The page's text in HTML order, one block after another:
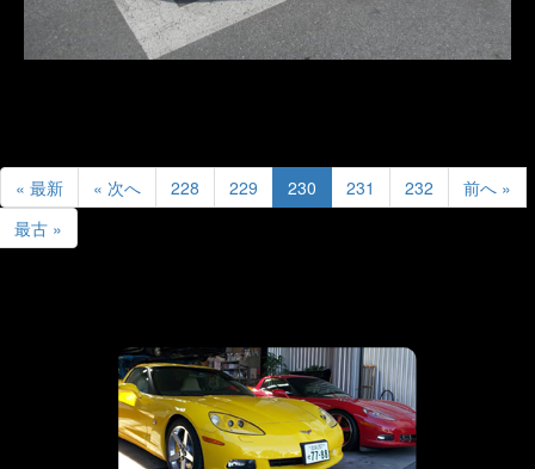
« 最新 « 次へ 228 229 230 231 232
前へ »
最古 »